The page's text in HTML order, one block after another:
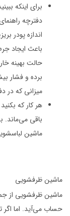
برای اینکه
دفترچه
اندازه پودر
باعث ایجاد
حالت بهینه
برده و فشار
میزانی که در
هر کار که
باقی می‌ماند.
ماشین
ماشین ظرفشویی
ماشین ظرفشویی از
حساب می‌آید. اما اگر